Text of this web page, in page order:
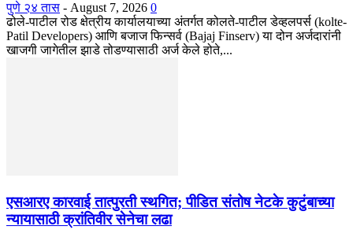
पुणे २४ तास - August 7, 2026 0
ढोले-पाटील रोड क्षेत्रीय कार्यालयाच्या अंतर्गत कोलते-पाटील डेव्हलपर्स (kolte-
Patil Developers) आणि बजाज फिन्सर्व (Bajaj Finserv) या दोन अर्जदारांनी
खाजगी जागेतील झाडे तोडण्यासाठी अर्ज केले होते,...
एसआरए कारवाई तात्पुरती स्थगित; पीडित संतोष नेटके कुटुंबाच्या
न्यायासाठी क्रांतिवीर सेनेचा लढा